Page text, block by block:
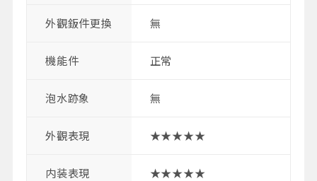
外觀鈑件更換 無
機能件 正常
泡水跡象 無
外觀表現 ★★★★★
内装表現 ★★★★★